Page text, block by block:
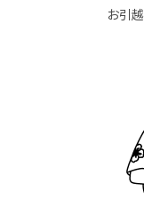
お引